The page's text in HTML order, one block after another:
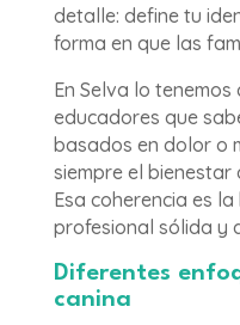
detalle: define tu
forma en que las
En Selva lo
educadores que
basados en dolor o
siempre el
Esa coherencia es
profesional sólida y
Diferentes
canina